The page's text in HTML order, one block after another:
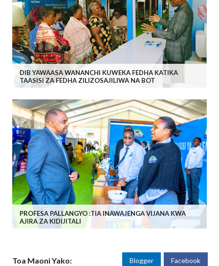
DIB YAWAASA WANANCHI KUWEKA FEDHA KATIKA
TAASISI ZA FEDHA ZILIZOSAJILIWA NA BOT
PROFESA PALLANGYO :TIA INAWAJENGA VIJANA KWA
AJIRA ZA KIDIJITALI
Toa Maoni Yako: Blogger Facebook